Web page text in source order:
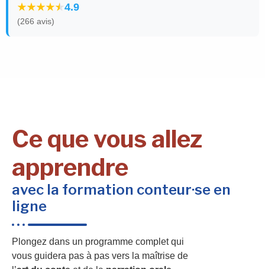
4.9
(266 avis)
Ce que vous allez
apprendre
avec la formation conteur·se en
ligne
Plongez dans un programme complet qui
vous guidera pas à pas vers la maîtrise de